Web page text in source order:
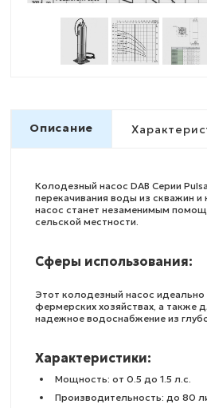
Описание
Колодезный насос DAB Серии
перекачивания воды из скважин
насос станет незаменимым
сельской местности.
Сферы использования:
Этот колодезный насос
фермерских хозяйствах, а также
надежное водоснабжение из
Характеристики:
Мощность: от 0.5 до 1.5 л.с.
Производительность: до 80